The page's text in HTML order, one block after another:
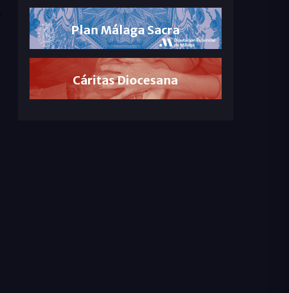
Plan Málaga Sacra
Cáritas Diocesana